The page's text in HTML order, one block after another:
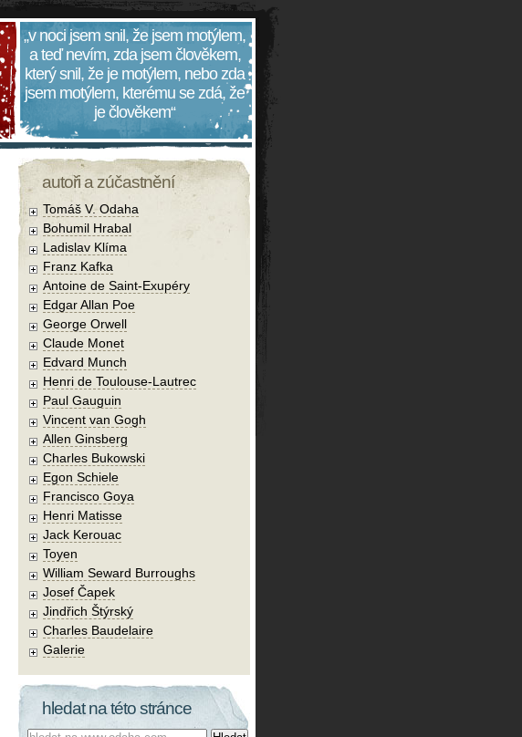
„v noci jsem snil, že jsem motýlem,
a teď nevím, zda jsem člověkem,
který snil, že je motýlem, nebo zda
jsem motýlem, kterému se zdá, že
je člověkem“
autoři a zúčastnění
Tomáš V. Odaha
Bohumil Hrabal
Ladislav Klíma
Franz Kafka
Antoine de Saint-Exupéry
Edgar Allan Poe
George Orwell
Claude Monet
Edvard Munch
Henri de Toulouse-Lautrec
Paul Gauguin
Vincent van Gogh
Allen Ginsberg
Charles Bukowski
Egon Schiele
Francisco Goya
Henri Matisse
Jack Kerouac
Toyen
William Seward Burroughs
Josef Čapek
Jindřich Štýrský
Charles Baudelaire
Galerie
hledat na této stránce